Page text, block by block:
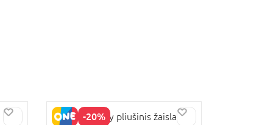
-20%
SIMBA Disney pliušinis žaislas